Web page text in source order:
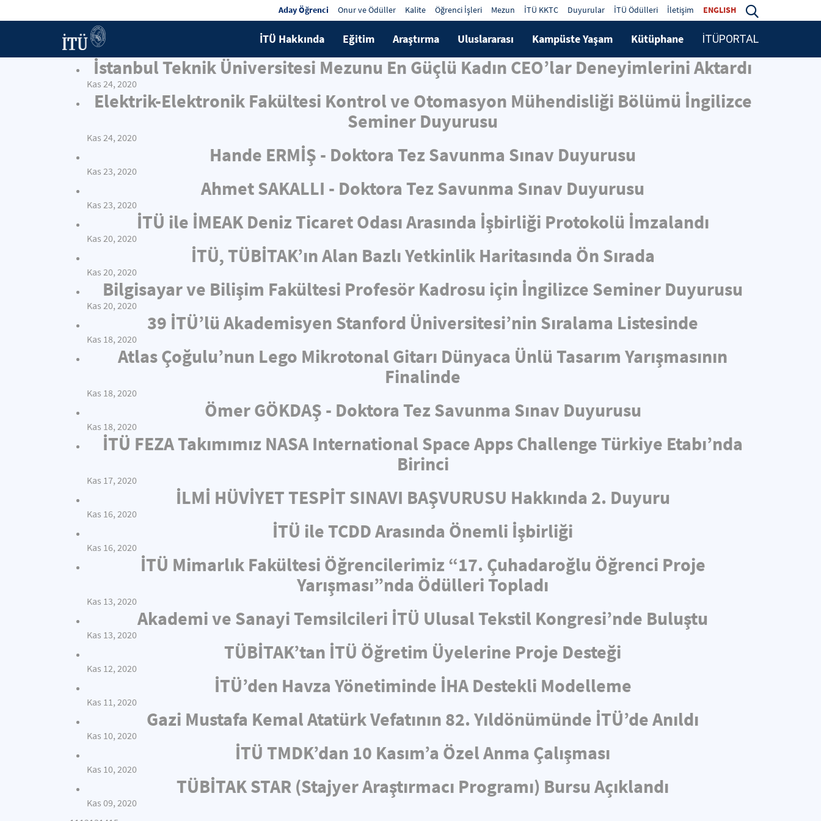
Aday Öğrenci Onur ve Ödüller Kalite Öğrenci İşleri Mezun İTÜ KKTC Duyurular İTÜ Ödülleri İletişim ENGLISH
İTÜ Hakkında Eğitim Araştırma Uluslararası Kampüste Yaşam Kütüphane İTÜPORTAL
İstanbul Teknik Üniversitesi Mezunu En Güçlü Kadın CEO’lar Deneyimlerini Aktardı
Kas 24, 2020
Elektrik-Elektronik Fakültesi Kontrol ve Otomasyon Mühendisliği Bölümü İngilizce
Seminer Duyurusu
Kas 24, 2020
Hande ERMİŞ - Doktora Tez Savunma Sınav Duyurusu
Kas 23, 2020
Ahmet SAKALLI - Doktora Tez Savunma Sınav Duyurusu
Kas 23, 2020
İTÜ ile İMEAK Deniz Ticaret Odası Arasında İşbirliği Protokolü İmzalandı
Kas 20, 2020
İTÜ, TÜBİTAK’ın Alan Bazlı Yetkinlik Haritasında Ön Sırada
Kas 20, 2020
Bilgisayar ve Bilişim Fakültesi Profesör Kadrosu için İngilizce Seminer Duyurusu
Kas 20, 2020
39 İTÜ’lü Akademisyen Stanford Üniversitesi’nin Sıralama Listesinde
Kas 18, 2020
Atlas Çoğulu’nun Lego Mikrotonal Gitarı Dünyaca Ünlü Tasarım Yarışmasının
Finalinde
Kas 18, 2020
Ömer GÖKDAŞ - Doktora Tez Savunma Sınav Duyurusu
Kas 18, 2020
İTÜ FEZA Takımımız NASA International Space Apps Challenge Türkiye Etabı’nda
Birinci
Kas 17, 2020
İLMİ HÜVİYET TESPİT SINAVI BAŞVURUSU Hakkında 2. Duyuru
Kas 16, 2020
İTÜ ile TCDD Arasında Önemli İşbirliği
Kas 16, 2020
İTÜ Mimarlık Fakültesi Öğrencilerimiz “17. Çuhadaroğlu Öğrenci Proje
Yarışması”nda Ödülleri Topladı
Kas 13, 2020
Akademi ve Sanayi Temsilcileri İTÜ Ulusal Tekstil Kongresi’nde Buluştu
Kas 13, 2020
TÜBİTAK’tan İTÜ Öğretim Üyelerine Proje Desteği
Kas 12, 2020
İTÜ’den Havza Yönetiminde İHA Destekli Modelleme
Kas 11, 2020
Gazi Mustafa Kemal Atatürk Vefatının 82. Yıldönümünde İTÜ’de Anıldı
Kas 10, 2020
İTÜ TMDK’dan 10 Kasım’a Özel Anma Çalışması
Kas 10, 2020
TÜBİTAK STAR (Stajyer Araştırmacı Programı) Bursu Açıklandı
Kas 09, 2020